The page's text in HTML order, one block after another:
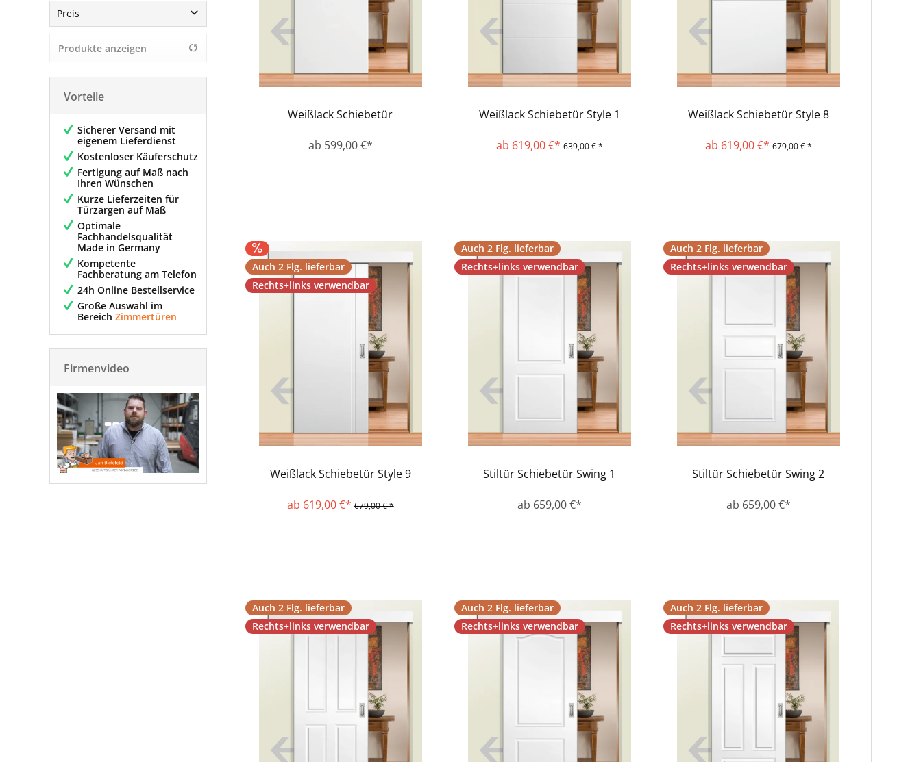
Preis
bis
Produkte anzeigen
Vorteile
Sicherer Versand mit
eigenem Lieferdienst
Kostenloser Käuferschutz
Fertigung auf Maß nach
Ihren Wünschen
Kurze Lieferzeiten für
Türzargen auf Maß
Optimale
Fachhandelsqualität
Made in Germany
Kompetente
Fachberatung am Telefon
24h Online Bestellservice
Große Auswahl im
Bereich Zimmertüren
Firmenvideo
Weißlack Schiebetür
ab 599,00 €*
Weißlack Schiebetür Style 1
ab 619,00 €* 639,00 € *
Weißlack Schiebetür Style 8
ab 619,00 €* 679,00 € *
Auch 2 Flg. lieferbar
Rechts+links verwendbar
Weißlack Schiebetür Style 9
ab 619,00 €* 679,00 € *
Auch 2 Flg. lieferbar
Rechts+links verwendbar
Stiltür Schiebetür Swing 1
ab 659,00 €*
Auch 2 Flg. lieferbar
Rechts+links verwendbar
Stiltür Schiebetür Swing 2
ab 659,00 €*
Auch 2 Flg. lieferbar
Rechts+links verwendbar
Auch 2 Flg. lieferbar
Rechts+links verwendbar
Auch 2 Flg. lieferbar
Rechts+links verwendbar